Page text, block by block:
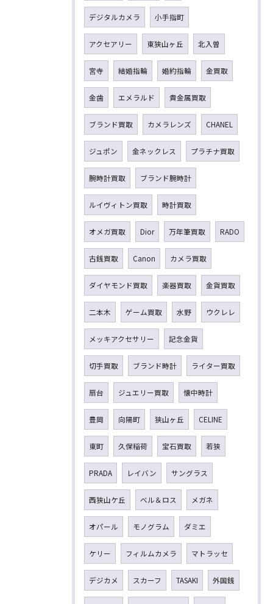
デジタルカメラ 小手指町
アクセアリー 東狭山ヶ丘 北入曽
宮寺 結婚指輪 婚約指輪 金買取
金歯 エメラルド 貴金属買取
ブランド買取 カメラレンズ CHANEL
ジュポン 金ネックレス プラチナ買取
腕時計買取 ブランド腕時計
ルイヴィトン買取 時計買取
オメガ買取 Dior 万年筆買取 RADO
古銭買取 Canon カメラ買取
ダイヤモンド買取 楽器買取 金貨買取
二本木 ゲーム買取 水野 ウクレレ
メッキアクセサリー 記念金貨
切手買取 ブランド時計 ライター買取
扇台 ジュエリー買取 懐中時計
豊岡 向陽町 狭山ヶ丘 CELINE
東町 久保稲荷 宝石買取 若狭
PRADA レイバン サングラス
西狭山ケ丘 ベル＆ロス メガネ
オパール モノグラム ダミエ
ケリー フィルムカメラ マトラッセ
デジカメ スカーフ TASAKI 外国銭